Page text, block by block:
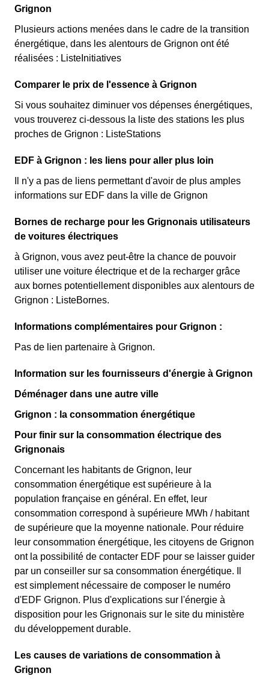
Grignon
Plusieurs actions menées dans le cadre de la transition
énergétique, dans les alentours de Grignon ont été
réalisées : ListeInitiatives
Comparer le prix de l'essence à Grignon
Si vous souhaitez diminuer vos dépenses énergétiques,
vous trouverez ci-dessous la liste des stations les plus
proches de Grignon : ListeStations
EDF à Grignon : les liens pour aller plus loin
Il n'y a pas de liens permettant d'avoir de plus amples
informations sur EDF dans la ville de Grignon
Bornes de recharge pour les Grignonais utilisateurs
de voitures électriques
à Grignon, vous avez peut-être la chance de pouvoir
utiliser une voiture électrique et de la recharger grâce
aux bornes potentiellement disponibles aux alentours de
Grignon : ListeBornes.
Informations complémentaires pour Grignon :
Pas de lien partenaire à Grignon.
Information sur les fournisseurs d'énergie à Grignon
Déménager dans une autre ville
Grignon : la consommation énergétique
Pour finir sur la consommation électrique des
Grignonais
Concernant les habitants de Grignon, leur
consommation énergétique est supérieure à la
population française en général. En effet, leur
consommation correspond à supérieure MWh / habitant
de supérieure que la moyenne nationale. Pour réduire
leur consommation énergétique, les citoyens de Grignon
ont la possibilité de contacter EDF pour se laisser guider
par un conseiller sur sa consommation énergétique. Il
est simplement nécessaire de composer le numéro
d'EDF Grignon. Plus d'explications sur l'énergie à
disposition pour les Grignonais sur le site du ministère
du développement durable.
Les causes de variations de consommation à
Grignon